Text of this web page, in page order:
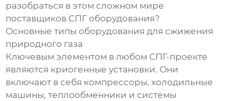
разобраться в этом сложном мире
поставщиков СПГ оборудования?
Основные типы оборудования для сжижения
природного газа
Ключевым элементом в любом СПГ-проекте
являются криогенные установки. Они
включают в себя компрессоры, холодильные
машины, теплообменники и системы